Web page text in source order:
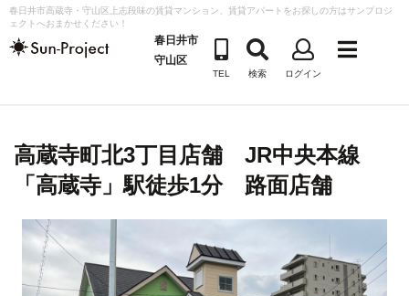
コ春日井市高蔵寺・守山区上志段味の賃貸マンション、賃貸アパートをお探しの方はサンプロジ
ェクトへおまかせください！
春日井市
守山区
TEL 検索 ログイン
高蔵寺町北3丁目店舗 JR中央本線
「高蔵寺」駅徒歩1分 路面店舗